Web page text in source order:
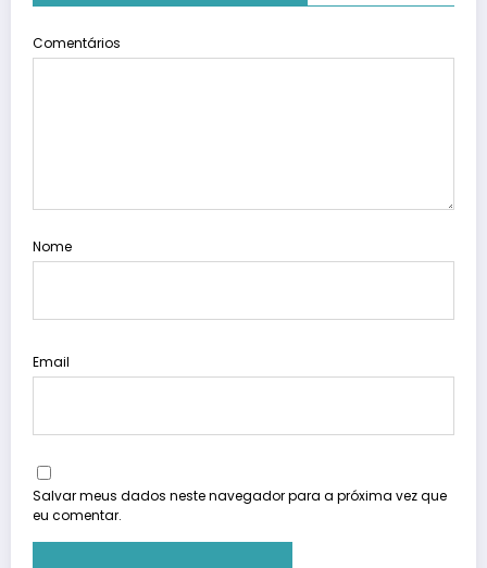
Comentários
Nome
Email
Salvar meus dados neste navegador para a próxima vez que
eu comentar.